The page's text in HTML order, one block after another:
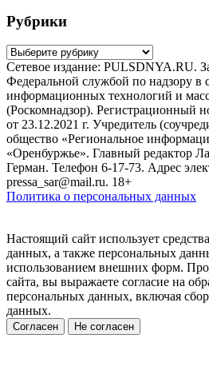
Рубрики
Рубрики
Сетевое издание: PULSDNYA.RU.
Федеральной службой по надзору в
информационных технологий и
(Роскомнадзор).
от 23.12.2021 г. Учредитель
общество «Региональное
«Оренбуржье». Главный редактор
Герман. Телефон 6-17-73. Адрес
pressa_sar@mail.ru. 18+
Политика о персональных данных
Настоящий сайт использует
данных, а также персональных
использованием внешних форм.
сайта, вы выражаете согласие на
персональных данных, включая
данных.
Согласен Не согласен